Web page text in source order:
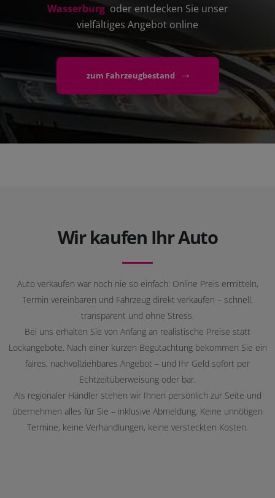
Wasserburg oder entdecken Sie unser
vielfältiges Angebot online
zum Fahrzeugbestand
Wir kaufen Ihr Auto
Auto verkaufen war noch nie so einfach: Online Preis ermitteln,
Termin vereinbaren und Fahrzeug direkt verkaufen – schnell,
transparent und ohne Stress.
Bei uns erhalten Sie von Anfang an realistische Preise statt
Lockangebote. Nach einer kurzen Begutachtung bekommen Sie ein
faires, nachvollziehbares Angebot – und Ihr Geld sofort per
Echtzeitüberweisung oder bar.
Als regionaler Händler stehen wir Ihnen persönlich zur Seite und
übernehmen alles für Sie – inklusive Abmeldung. Keine unnötigen
Termine, keine Verhandlungen, keine versteckten Kosten.